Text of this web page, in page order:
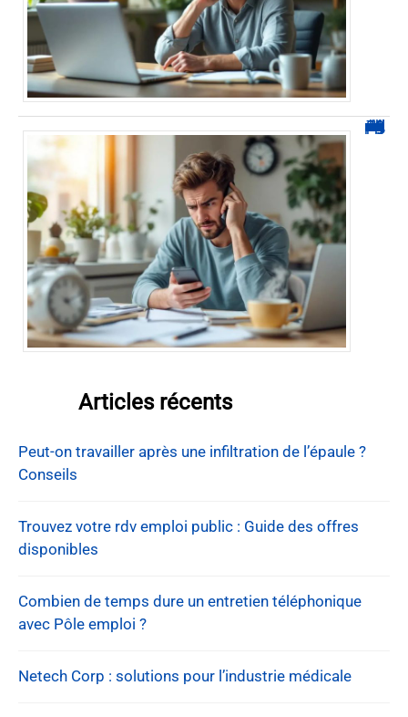
0270 démarchage : comment repérer, bloquer et signaler ces appels
Articles récents
Peut-on travailler après une infiltration de l’épaule ?
Conseils
Trouvez votre rdv emploi public : Guide des offres
disponibles
Combien de temps dure un entretien téléphonique
avec Pôle emploi ?
Netech Corp : solutions pour l’industrie médicale